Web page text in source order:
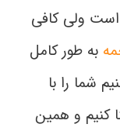
ولی کافی
به طور کامل
شما را با
کنیم و همین